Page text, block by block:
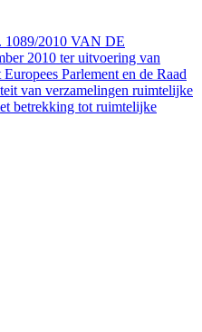
2010 VAN DE
2010 ter uitvoering van
Parlement en de Raad
van verzamelingen ruimtelijke
betrekking tot ruimtelijke